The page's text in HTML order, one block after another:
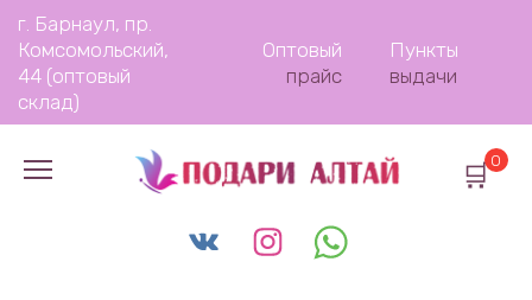
Перейти
содержанию
г. Барнаул, пр.
Комсомольский,
44 (оптовый
склад)
Оптовый
прайс
Пункты
выдачи
0